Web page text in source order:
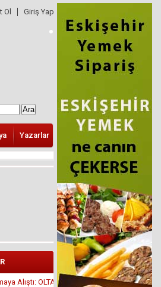
Ol Giriş Yap
Yazarlar
Alıştı: OLTA ATTILAR